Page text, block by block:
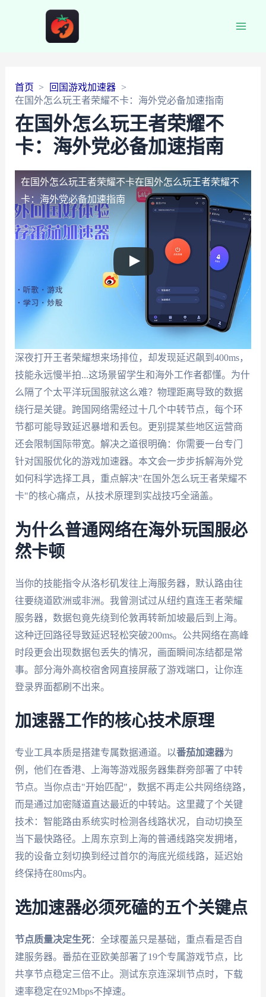
首页
回国游戏加速器
在国外怎么玩王者荣耀不卡：海外党必备加速指南
在国外怎么玩王者荣耀不
卡：海外党必备加速指南
在国外怎么玩王者荣耀不卡在国外怎么玩王者荣耀不
卡：海外党必备加速指南
深夜打开王者荣耀想来场排位，却发现延迟飙到400ms，
技能永远慢半拍...这场景留学生和海外工作者都懂。为什
么隔了个太平洋玩国服就这么难？物理距离导致的数据
绕行是关键。跨国网络需经过十几个中转节点，每个环
节都可能导致延迟暴增和丢包。更别提某些地区运营商
还会限制国际带宽。解决之道很明确：你需要一台专门
针对国服优化的游戏加速器。本文会一步步拆解海外党
如何科学选择工具，重点解决"在国外怎么玩王者荣耀不
卡"的核心痛点，从技术原理到实战技巧全涵盖。
为什么普通网络在海外玩国服必
然卡顿
当你的技能指令从洛杉矶发往上海服务器，默认路由往
往要绕道欧洲或非洲。我曾测试过从纽约直连王者荣耀
服务器，数据包竟先绕到伦敦再转新加坡最后到上海。
这种迂回路径导致延迟轻松突破200ms。公共网络在高峰
时段更会出现数据包丢失的情况，画面瞬间冻结都是常
事。部分海外高校宿舍网直接屏蔽了游戏端口，让你连
登录界面都刷不出来。
加速器工作的核心技术原理
专业工具本质是搭建专属数据通道。以番茄加速器为
例，他们在香港、上海等游戏服务器集群旁部署了中转
节点。当你点击"开始匹配"，数据不再走公共网络绕路，
而是通过加密隧道直达最近的中转站。这里藏了个关键
技术：智能路由系统实时检测各线路状况，自动切换至
当下最快路径。上周东京到上海的普通线路突发拥堵，
我的设备立刻切换到经过首尔的海底光缆线路，延迟始
终保持在80ms内。
选加速器必须死磕的五个关键点
节点质量决定生死：全球覆盖只是基础，重点看是否自
建服务器。番茄在亚欧美部署了19个专属游戏节点，比
共享节点稳定三倍不止。测试东京连深圳节点时，下载
速率稳定在92Mbps不掉速。